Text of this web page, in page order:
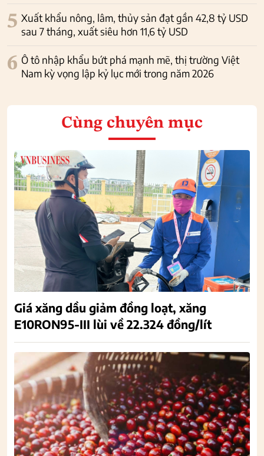
5 Xuất khẩu nông, lâm, thủy sản đạt gần 42,8 tỷ USD
sau 7 tháng, xuất siêu hơn 11,6 tỷ USD
6 Ô tô nhập khẩu bứt phá mạnh mẽ, thị trường Việt
Nam kỳ vọng lập kỷ lục mới trong năm 2026
Cùng chuyên mục
Giá xăng dầu giảm đồng loạt, xăng
E10RON95-III lùi về 22.324 đồng/lít